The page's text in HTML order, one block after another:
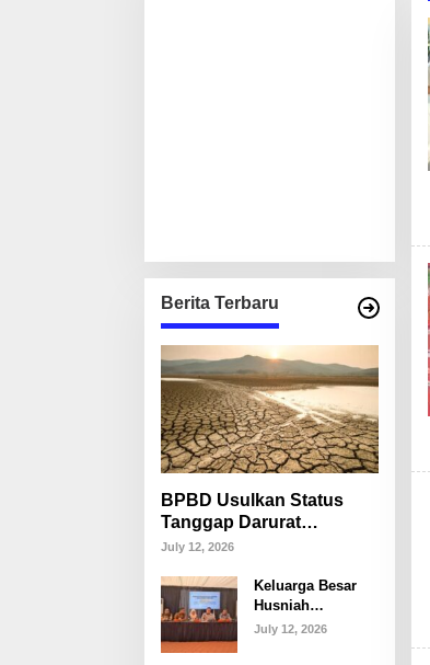
Berita Terbaru
BPBD Usulkan Status
Tanggap Darurat
Kekeringan di Makassar,
Mulai Krisis Air Bersih
July 12, 2026
Keluarga Besar
Husniah
Talenrang
July 12, 2026